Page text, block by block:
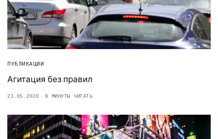
ПУБЛИКАЦИИ
Агитация без правил
23.05.2020 8 МИНУТЫ ЧИТАТЬ